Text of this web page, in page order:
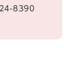
8390